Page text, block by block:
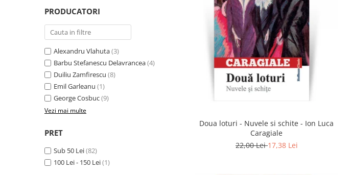
Contemporana
Non-fictiune
Publicistica / Reportaje / Interviuri
Stiinte umaniste
PRODUCATORI
Alexandru Vlahuta(3)
Barbu Stefanescu Delavrancea(4)
Duiliu Zamfirescu (8)
Emil Garleanu (1)
George Cosbuc(9)
Vezi mai multe
PRET
Sub 50 Lei(82)
100 Lei - 150 Lei(1)
Doua loturi - Nuvele si schite - Ion Luca
Caragiale
22,00 Lei17,38 Lei